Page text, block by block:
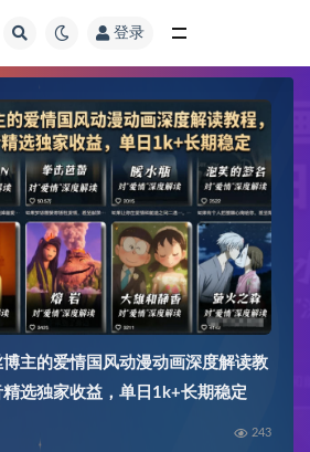
登录
主的爱情国风动漫动画深度解读教
选独家收益，单日1k+长期稳定
243